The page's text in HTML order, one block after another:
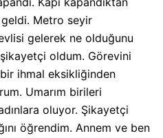
Metro seyir
gelerek ne olduğunu
oldum. Görevini
ihmal eksikliğinden
Umarım birileri
oluyor. Şikayetçi
öğrendim. Annem ve ben